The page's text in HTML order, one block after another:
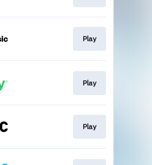
Play
Play
Play